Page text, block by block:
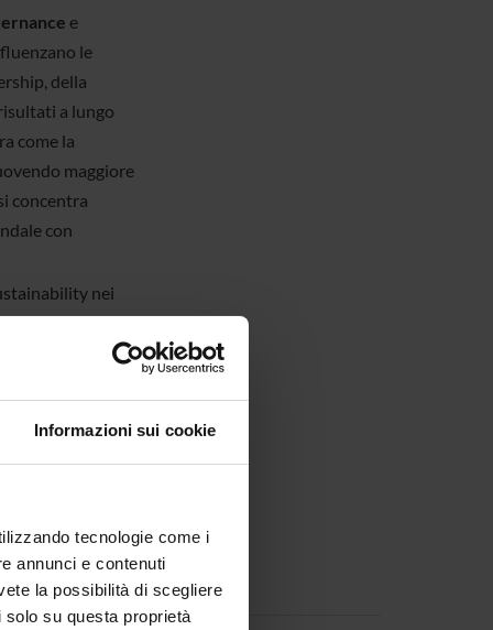
Informazioni sui cookie
tecnologie come i
annunci e contenuti
la possibilità di scegliere
su questa proprietà
e
le
della
a lungo
come la
maggiore
concentra
con
nei
quotate in
on Internal